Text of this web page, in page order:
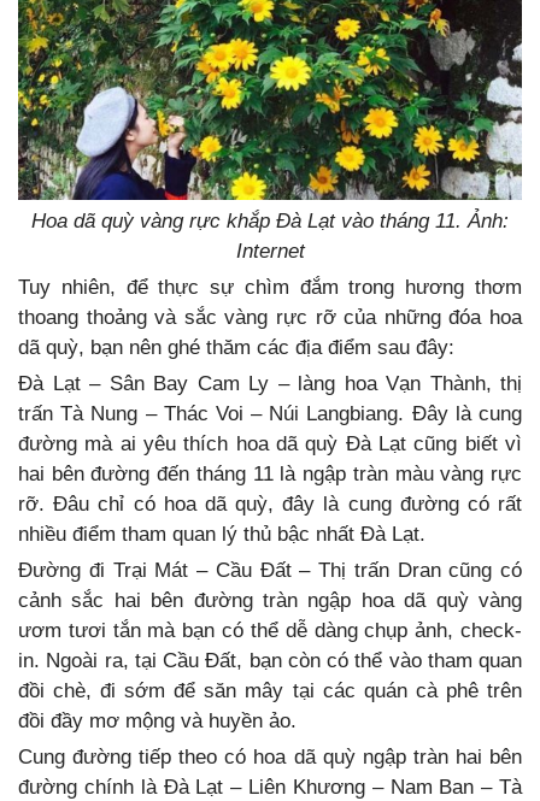
Hoa dã quỳ vàng rực khắp Đà Lạt vào tháng 11. Ảnh:
Internet
Tuy nhiên, để thực sự chìm đắm trong hương thơm
thoang thoảng và sắc vàng rực rỡ của những đóa hoa
dã quỳ, bạn nên ghé thăm các địa điểm sau đây:
Đà Lạt – Sân Bay Cam Ly – làng hoa Vạn Thành, thị
trấn Tà Nung – Thác Voi – Núi Langbiang. Đây là cung
đường mà ai yêu thích hoa dã quỳ Đà Lạt cũng biết vì
hai bên đường đến tháng 11 là ngập tràn màu vàng rực
rỡ. Đâu chỉ có hoa dã quỳ, đây là cung đường có rất
nhiều điểm tham quan lý thủ bậc nhất Đà Lạt.
Đường đi Trại Mát – Cầu Đất – Thị trấn Dran cũng có
cảnh sắc hai bên đường tràn ngập hoa dã quỳ vàng
ươm tươi tắn mà bạn có thể dễ dàng chụp ảnh, check-
in. Ngoài ra, tại Cầu Đất, bạn còn có thể vào tham quan
đồi chè, đi sớm để săn mây tại các quán cà phê trên
đồi đầy mơ mộng và huyền ảo.
Cung đường tiếp theo có hoa dã quỳ ngập tràn hai bên
đường chính là Đà Lạt – Liên Khương – Nam Ban – Tà